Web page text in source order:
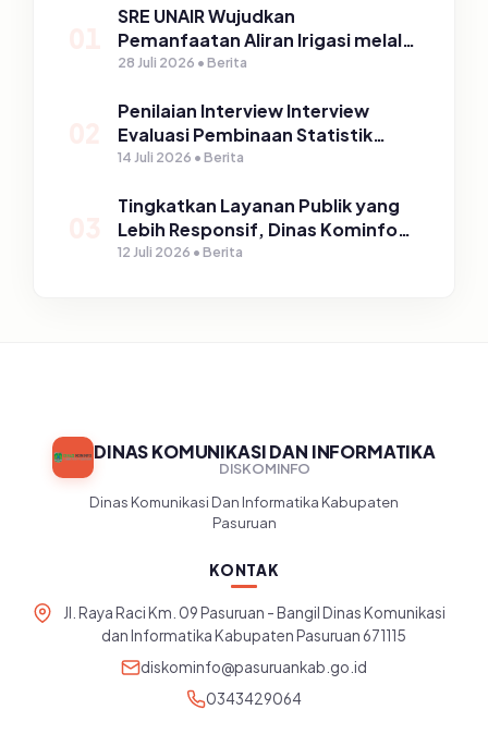
SRE UNAIR Wujudkan
Pemanfaatan Aliran Irigasi melalui
PLTPH dalam Program TIRTA
28 Juli 2026 • Berita
Penilaian Interview Interview
Evaluasi Pembinaan Statistik
Sektoral Kabupaten Pasuruan
14 Juli 2026 • Berita
Tingkatkan Layanan Publik yang
Lebih Responsif, Dinas Kominfo
Gelar Sosialisasi SP4N Lapor di
12 Juli 2026 • Berita
DINAS KOMUNIKASI DAN INFORMATIKA
DISKOMINFO
Dinas Komunikasi Dan Informatika Kabupaten
Pasuruan
KONTAK
Jl. Raya Raci Km. 09 Pasuruan - Bangil Dinas Komunikasi
dan Informatika Kabupaten Pasuruan 671115
diskominfo@pasuruankab.go.id
0343429064